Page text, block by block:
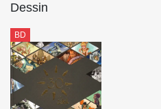
Dessin
BD